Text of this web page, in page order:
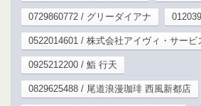
0729860772 / グリーダイアナ
0522014601 / 株式会社アイヴィ・サービ
0925212200 / 鮨 行天
0829625488 / 尾道浪漫珈琲 西風新都店